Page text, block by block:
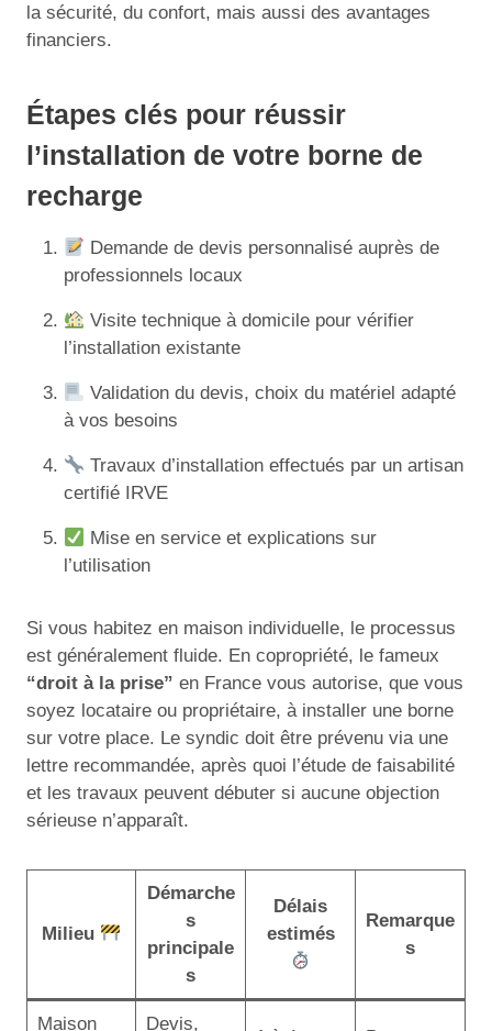
la sécurité, du confort, mais aussi des avantages
financiers.
Étapes clés pour réussir
l’installation de votre borne de
recharge
Demande de devis personnalisé auprès de
professionnels locaux
Visite technique à domicile pour vérifier
l’installation existante
Validation du devis, choix du matériel adapté
à vos besoins
Travaux d’installation effectués par un artisan
certifié IRVE
Mise en service et explications sur
l’utilisation
Si vous habitez en maison individuelle, le processus
est généralement fluide. En copropriété, le fameux
“droit à la prise” en France vous autorise, que vous
soyez locataire ou propriétaire, à installer une borne
sur votre place. Le syndic doit être prévenu via une
lettre recommandée, après quoi l’étude de faisabilité
et les travaux peuvent débuter si aucune objection
sérieuse n’apparaît.
Milieu
Démarche
s
principale
s
Délais
estimés
Remarque
s
Maison Devis,